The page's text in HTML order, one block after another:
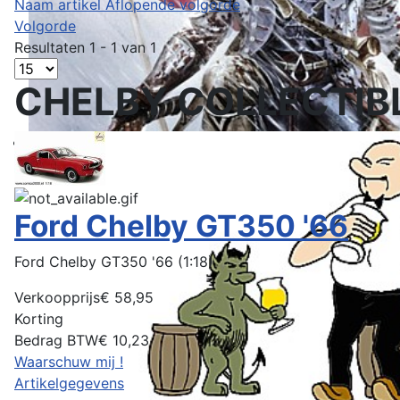
Naam artikel Aflopende volgorde
Volgorde
Resultaten 1 - 1 van 1
CHELBY
Ford Chelby GT350 '66
Ford Chelby GT350 '66 (1:18)
Verkoopprijs€ 58,95
Korting
Bedrag BTW€ 10,23
Waarschuw mij !
Artikelgegevens